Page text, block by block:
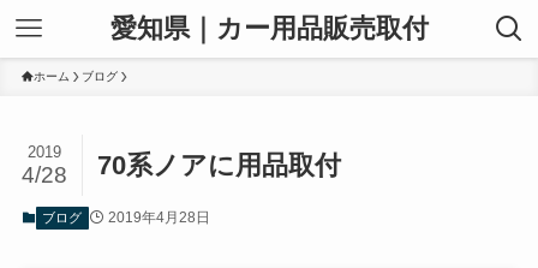
愛知県｜カー用品販売取付
ホーム ブログ
70系ノアに用品取付
2019
4/28
ブログ 2019年4月28日